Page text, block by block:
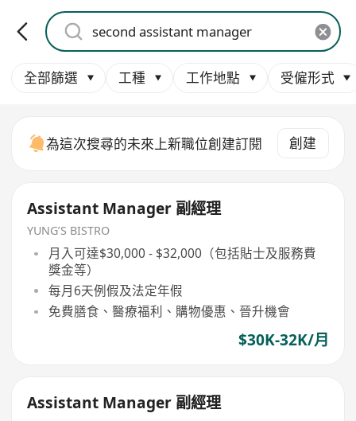
全部篩選 工種 工作地點 受僱形式
為這次搜尋的未來上新職位創建訂閱 創建
Assistant Manager 副經理
YUNG’S BISTRO
月入可達$30,000 - $32,000（包括貼士及服務費
獎金等）
每月6天例假及法定年假
免費膳食、醫療福利、購物優惠、晉升機會
$30K-32K/月
Assistant Manager 副經理